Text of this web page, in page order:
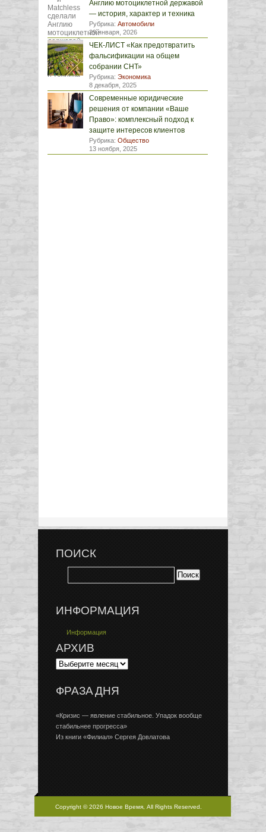
Англию мотоциклетной державой
— история, характер и техника
Рубрика: Автомобили
29 января, 2026
ЧЕК-ЛИСТ «Как предотвратить
фальсификации на общем
собрании СНТ»
Рубрика: Экономика
8 декабря, 2025
Современные юридические
решения от компании «Ваше
Право»: комплексный подход к
защите интересов клиентов
Рубрика: Общество
13 ноября, 2025
ПОИСК
ИНФОРМАЦИЯ
Информация
АРХИВ
ФРАЗА ДНЯ
«Кризис — явление стабильное. Упадок вообще
стабильнее прогресса»
Из книги «Филиал» Сергея Довлатова
Copyright © 2026 Новое Время, All Rights Reserved.